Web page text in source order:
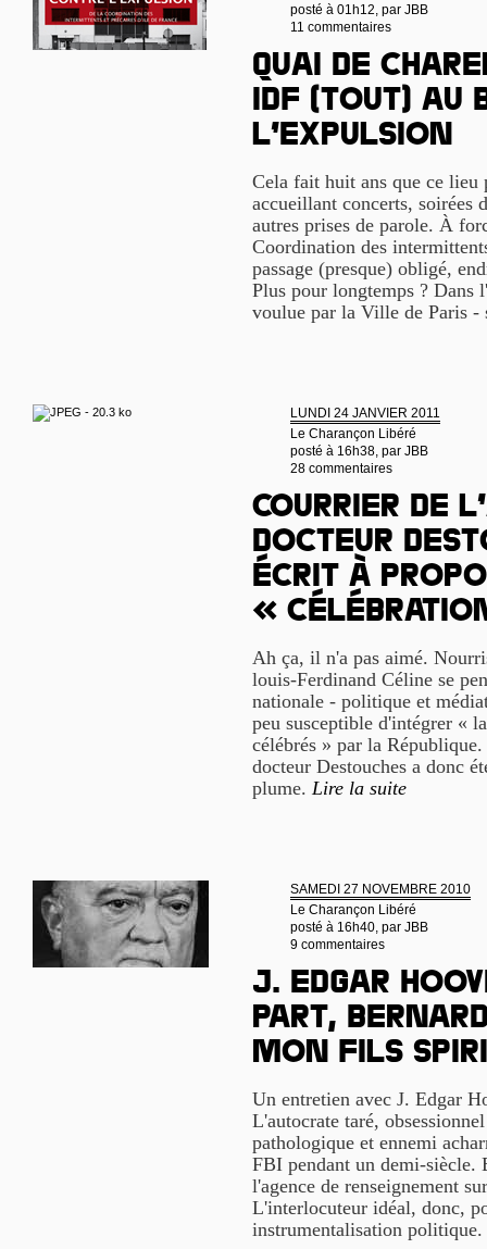
posté à 01h12, par JBB
11 commentaires
Quai de
IDF (tout) au
l’expulsion
Cela fait huit ans que ce lieu
accueillant concerts, soirées
autres prises de parole. À
Coordination des
passage (presque) obligé,
Plus pour longtemps ?
voulue par la Ville de Paris
LUNDI 24 JANVIER 2011
Le Charançon Libéré
posté à 16h38, par JBB
28 commentaires
Courrier de
docteur
écrit à
«
Ah ça, il n'a pas aimé.
louis-Ferdinand Céline se
nationale - politique et
peu susceptible d'intégrer «
célébrés » par la
docteur Destouches a donc
plume. Lire la suite
SAMEDI 27 NOVEMBRE 2010
Le Charançon Libéré
posté à 16h40, par JBB
9 commentaires
J. Edgar
part,
mon fils
Un entretien avec J. Edgar
L'autocrate taré,
pathologique et ennemi
FBI pendant un demi-
l'agence de renseignement
L'interlocuteur idéal, donc,
instrumentalisation politique.